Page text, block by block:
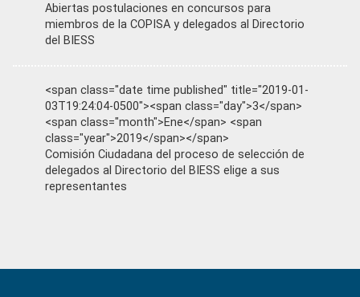
Abiertas postulaciones en concursos para
miembros de la COPISA y delegados al Directorio
del BIESS
<span class="date time published" title="2019-01-
03T19:24:04-0500"><span class="day">3</span>
<span class="month">Ene</span> <span
class="year">2019</span></span>
Comisión Ciudadana del proceso de selección de
delegados al Directorio del BIESS elige a sus
representantes